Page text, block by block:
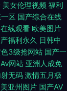
品 青青网站 成人av
A视频 福利电影合集
电影国产 国产情侣
料 国产视频导航 亚
美女伦理视频 福利
区 国产综合在线
线观看 欧美图片
福利永久 日韩中
3级抢网站 国产一
网站 亚洲人成免
无码 激情五月极
亚州图片 国产AV